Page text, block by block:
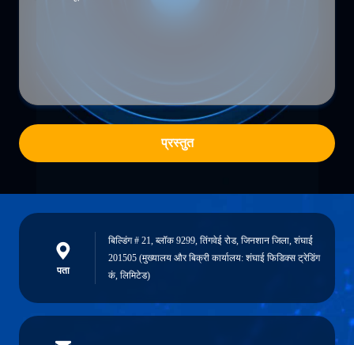
प्रस्तुत
पता
बिल्डिंग # 21, ब्लॉक 9299, तिंगवेई रोड, जिनशान जिला, शंघाई
201505 (मुख्यालय और बिक्री कार्यालय: शंघाई फिडिक्स ट्रेडिंग
कं, लिमिटेड)